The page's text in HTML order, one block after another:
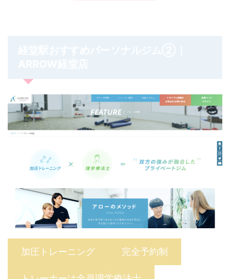
加圧トレーニング 完全予約制